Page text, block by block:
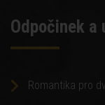
Odpočinek a
Romantika pro